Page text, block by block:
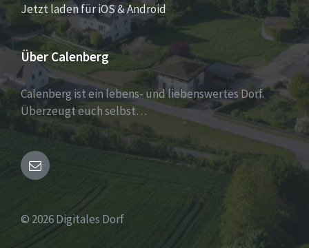
Jetzt laden für iOS & Android
Über Calenberg
Calenberg ist ein lebens- und liebenswertes Dorf.
Überzeugt euch selbst…
Email
© 2026 Digitales Dorf